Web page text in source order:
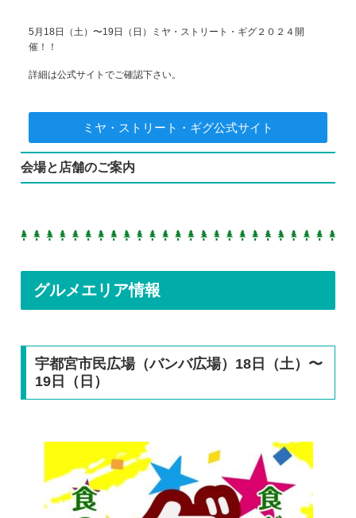
5月18日（土）〜19日（日）ミヤ・ストリート・ギグ２０２４開
催！！
詳細は公式サイトでご確認下さい。
ミヤ・ストリート・ギグ公式サイト
会場と店舗のご案内
グルメエリア情報
宇都宮市民広場（バンバ広場）18日（土）〜
19日（日）